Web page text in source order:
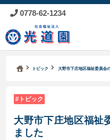
0778-62-1234
社会福祉法人 光道園
トピック 大野市下庄地区福祉委員会
トピック
大野市下庄地区福祉
ました